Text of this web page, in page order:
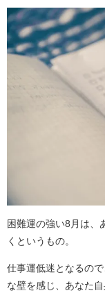
困難運の強い8月は、
くというもの。
仕事運低迷となるの
な壁を感じ、あなた